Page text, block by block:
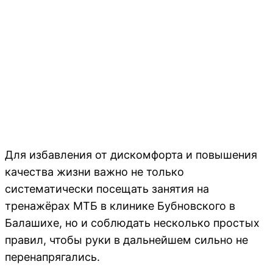
Для избавления от дискомфорта и повышения
качества жизни важно не только
систематически посещать занятия на
тренажёрах МТБ в клинике Бубновского в
Балашихе, но и соблюдать несколько простых
правил, чтобы руки в дальнейшем сильно не
перенапрягались.